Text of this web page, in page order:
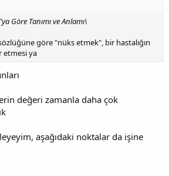
Göre Tanımı ve Anlamı\
göre "nüks etmek", bir hastalığın
etmesi ya
değeri zamanla daha çok
aşağıdaki noktalar da işine